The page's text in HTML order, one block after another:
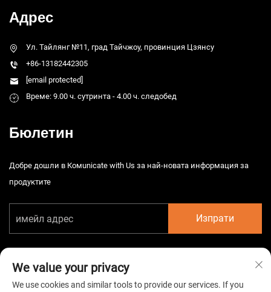
Адрес
Ул. Тайлянг №11, град Тайчжоу, провинция Цзянсу
+86-13182442305
[email protected]
Време: 9.00 ч. сутринта - 4.00 ч. следобед
Бюлетин
Добре дошли в Комunicate with Us за най-новата информация за
продуктите
Изпрати
We value your privacy
We use cookies and similar tools to provide our services. If you